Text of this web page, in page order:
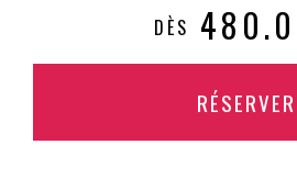
DÈS
RÉSERVER